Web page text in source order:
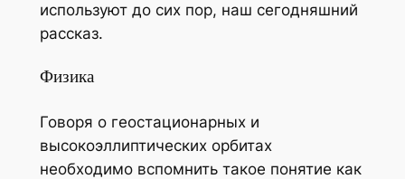
используют до сих пор, наш сегодняшний
рассказ.
Физика
Говоря о геостационарных и
высокоэллиптических орбитах
необходимо вспомнить такое понятие как